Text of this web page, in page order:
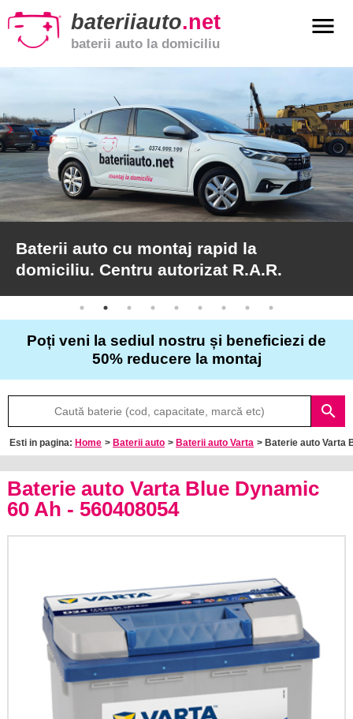
bateriiauto.net
baterii auto la domiciliu
menu
Baterii
moto
Baterii
de
camion
Articole
Despre
frecvente
Baterii auto cu montaj rapid la
domiciliu. Centru autorizat R.A.R.
Poți veni la sediul nostru și beneficiezi de
50% reducere la montaj
search
Esti in pagina: Home > Baterii auto > Baterii auto Varta > Baterie auto Varta
Baterie auto Varta Blue Dynamic
60 Ah - 560408054